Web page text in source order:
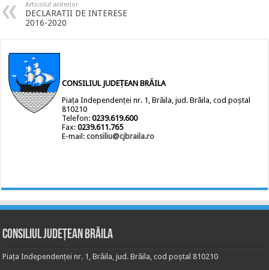
Articolul anterior
DECLARATII DE INTERESE
2016-2020
CONSILIUL JUDEȚEAN BRĂILA
Piața Independenței nr. 1, Brăila, jud. Brăila, cod poștal
810210
Telefon:0239.619.600
Fax:0239.611.765
E-mail:consiliu@cjbraila.ro
Consiliul Județean Brăila
Piața Independenței nr. 1, Brăila, jud. Brăila, cod poștal 810210